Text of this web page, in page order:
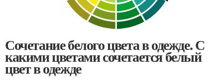
Сочетание белого цвета в одежде. С
какими цветами сочетается белый
цвет в одежде